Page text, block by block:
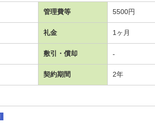
管理費等 5500円
礼金 1ヶ月
敷引・償却 -
契約期間 2年